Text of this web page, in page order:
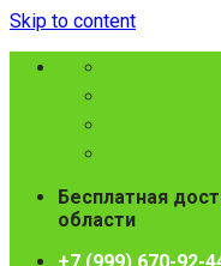
Skip to content
Бесплатная
области